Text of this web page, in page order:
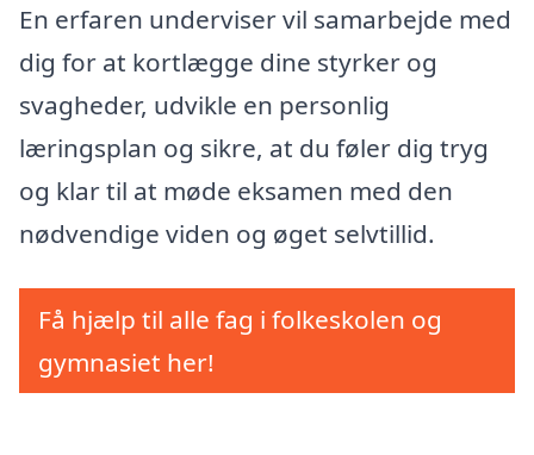
En erfaren underviser vil samarbejde med
dig for at kortlægge dine styrker og
svagheder, udvikle en personlig
læringsplan og sikre, at du føler dig tryg
og klar til at møde eksamen med den
nødvendige viden og øget selvtillid.
Få hjælp til alle fag i folkeskolen og
gymnasiet her!